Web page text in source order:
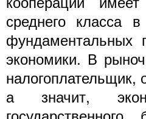
среднего класса
фундаментальных
экономики. В
налогоплательщик,
а значит,